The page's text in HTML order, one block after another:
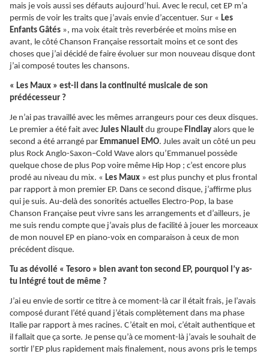
mais je vois aussi ses défauts aujourd’hui. Avec le recul, cet EP m’a
permis de voir les traits que j’avais envie d’accentuer. Sur « Les
Enfants Gâtés », ma voix était très reverbérée et moins mise en
avant, le côté Chanson Française ressortait moins et ce sont des
choses que j’ai décidé de faire évoluer sur mon nouveau disque dont
j’ai composé toutes les chansons.
« Les Maux » est-il dans la continuité musicale de son
prédécesseur ?
Je n’ai pas travaillé avec les mêmes arrangeurs pour ces deux disques.
Le premier a été fait avec Jules Niault du groupe Findlay alors que le
second a été arrangé par Emmanuel EMO. Jules avait un côté un peu
plus Rock Anglo-Saxon–Cold Wave alors qu’Emmanuel possède
quelque chose de plus Pop voire même Hip Hop ; c’est encore plus
prodé au niveau du mix. « Les Maux » est plus punchy et plus frontal
par rapport à mon premier EP. Dans ce second disque, j’affirme plus
qui je suis. Au-delà des sonorités actuelles Electro-Pop, la base
Chanson Française peut vivre sans les arrangements et d’ailleurs, je
me suis rendu compte que j’avais plus de facilité à jouer les morceaux
de mon nouvel EP en piano-voix en comparaison à ceux de mon
précédent disque.
Tu as dévoilé « Tesoro » bien avant ton second EP, pourquoi l’y as-
tu intégré tout de même ?
J’ai eu envie de sortir ce titre à ce moment-là car il était frais, je l’avais
composé durant l’été quand j’étais complètement dans ma phase
Italie par rapport à mes racines. C’était en moi, c’était authentique et
il fallait que ça sorte. Je pense qu’à ce moment-là j’avais le souhait de
sortir l’EP plus rapidement mais finalement, nous avons pris le temps